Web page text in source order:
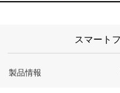
スマート
製品情報